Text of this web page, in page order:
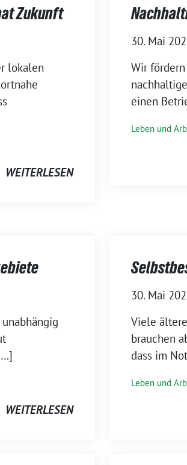
Zukunft
lokalen
WEITERLESEN
30. Mai
Wir
einen
Leben und
WEITERLESEN
30. Mai
Viele
brauchen
dass im
Leben und